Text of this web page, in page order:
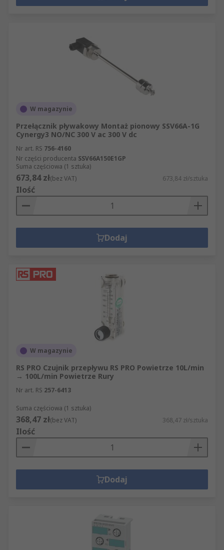
W magazynie
Przełącznik pływakowy Montaż pionowy SSV66A-1G
Cynergy3 NO/NC 300 V ac 300 V dc
Nr art. RS 756-4160
Nr części producenta SSV66A150E1GP
Suma częściowa (1 sztuka)
673,84 zł(bez VAT) 673,84 zł/sztuka
Ilość
Dodaj
W magazynie
RS PRO Czujnik przepływu RS PRO Powietrze 10L/min
→ 100L/min Powietrze Rury
Nr art. RS 257-6413
Suma częściowa (1 sztuka)
368,47 zł(bez VAT) 368,47 zł/sztuka
Ilość
Dodaj